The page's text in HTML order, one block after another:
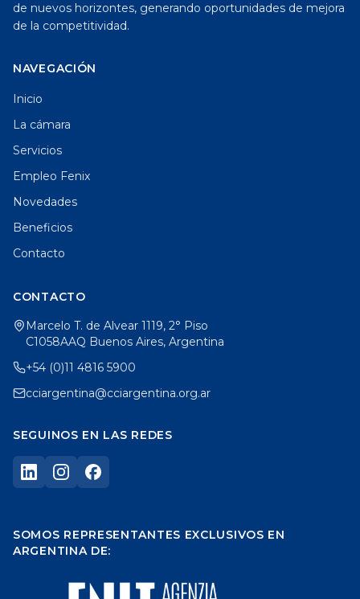
de nuevos horizontes, generando oportunidades de mejora
de la competitividad.
NAVEGACIÓN
Inicio
La cámara
Servicios
Empleo Fenix
Novedades
Beneficios
Contacto
CONTACTO
Marcelo T. de Alvear 1119, 2° Piso
C1058AAQ Buenos Aires, Argentina
+54 (0)11 4816 5900
cciargentina@cciargentina.org.ar
SEGUINOS EN LAS REDES
SOMOS REPRESENTANTES EXCLUSIVOS EN
ARGENTINA DE: